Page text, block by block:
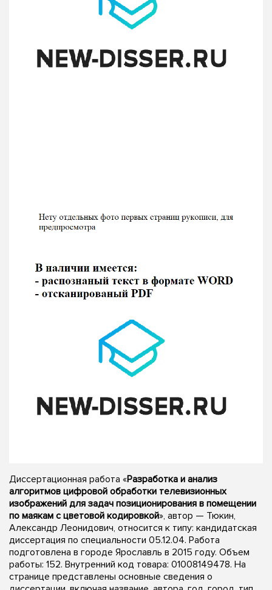
Диссертационная работа «Разработка и анализ
алгоритмов цифровой обработки телевизионных
изображений для задач позиционирования в помещении
по маякам с цветовой кодировкой», автор — Тюкин,
Александр Леонидович, относится к типу: кандидатская
диссертация по специальности 05.12.04. Работа
подготовлена в городе Ярославль в 2015 году. Объем
работы: 152. Внутренний код товара: 01008149478. На
странице представлены основные сведения о